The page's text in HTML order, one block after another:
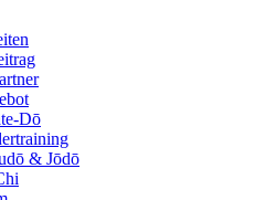
Dō
& Jōdō